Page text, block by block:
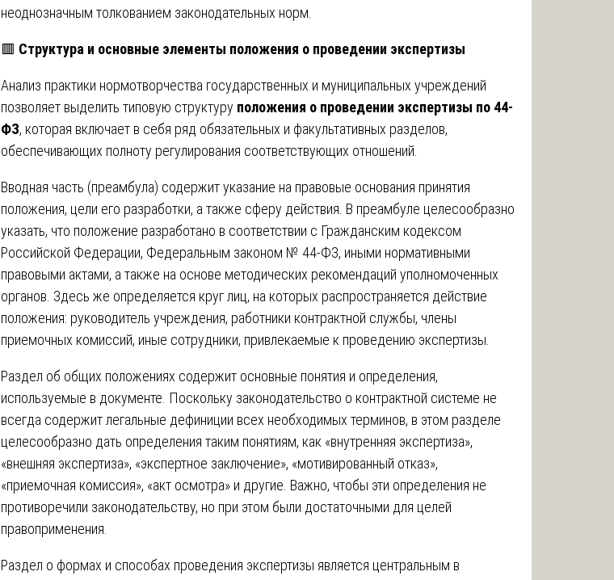
неоднозначным толкованием законодательных норм.
🟥 Структура и основные элементы положения о проведении экспертизы
Анализ практики нормотворчества государственных и муниципальных учреждений
позволяет выделить типовую структуру положения о проведении экспертизы по 44-
ФЗ, которая включает в себя ряд обязательных и факультативных разделов,
обеспечивающих полноту регулирования соответствующих отношений.
Вводная часть (преамбула) содержит указание на правовые основания принятия
положения, цели его разработки, а также сферу действия. В преамбуле целесообразно
указать, что положение разработано в соответствии с Гражданским кодексом
Российской Федерации, Федеральным законом № 44-ФЗ, иными нормативными
правовыми актами, а также на основе методических рекомендаций уполномоченных
органов. Здесь же определяется круг лиц, на которых распространяется действие
положения: руководитель учреждения, работники контрактной службы, члены
приемочных комиссий, иные сотрудники, привлекаемые к проведению экспертизы.
Раздел об общих положениях содержит основные понятия и определения,
используемые в документе. Поскольку законодательство о контрактной системе не
всегда содержит легальные дефиниции всех необходимых терминов, в этом разделе
целесообразно дать определения таким понятиям, как «внутренняя экспертиза»,
«внешняя экспертиза», «экспертное заключение», «мотивированный отказ»,
«приемочная комиссия», «акт осмотра» и другие. Важно, чтобы эти определения не
противоречили законодательству, но при этом были достаточными для целей
правоприменения.
Раздел о формах и способах проведения экспертизы является центральным в